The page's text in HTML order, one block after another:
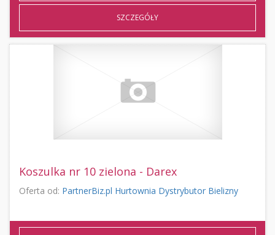
SZCZEGÓŁY
Koszulka nr 10 zielona - Darex
Oferta od: PartnerBiz.pl Hurtownia Dystrybutor Bielizny